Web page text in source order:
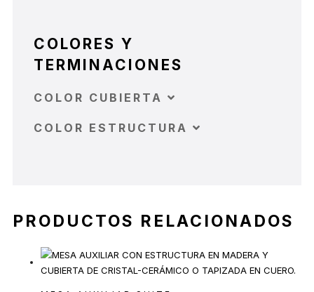
COLORES Y
TERMINACIONES
COLOR CUBIERTA
COLOR ESTRUCTURA
PRODUCTOS RELACIONADOS